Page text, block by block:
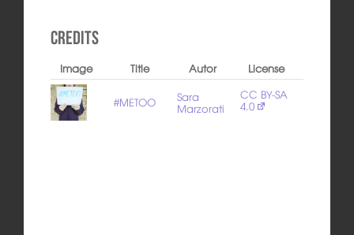
Credits
Image Title Autor License
#METOO Sara
Marzorati
CC BY-SA
4.0